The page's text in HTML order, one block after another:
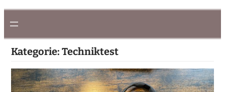
Kategorie: Techniktest